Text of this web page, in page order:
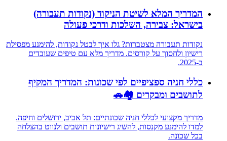
המדריך המלא לשיטת הניקוד (נקודות תעבורה)
בישראל: צבירה, השלכות ודרכי פעולה
נקודות תעבורה מצטברות? גלו איך לבטל נקודות, להימנע מפסילת
רישיון ולחסוך על קורסים. מדריך מלא עם טיפים שעובדים
ב-2025.
כללי חניה ספציפיים לפי שכונות: המדריך המקיף
לתושבים ומבקרים 🏘️🚗
מדריך מקצועי לכללי חניה שכונתיים: תל אביב, ירושלים וחיפה.
למדו להימנע מקנסות, להשיג רישיונות תושבים ולנווט בהצלחה
בכל שכונה.